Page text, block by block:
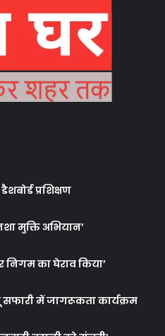
प्रशिक्षण
मुक्ति अभियान’
निगम का घेराव किया’
सफारी में जागरूकता कार्यक्रम